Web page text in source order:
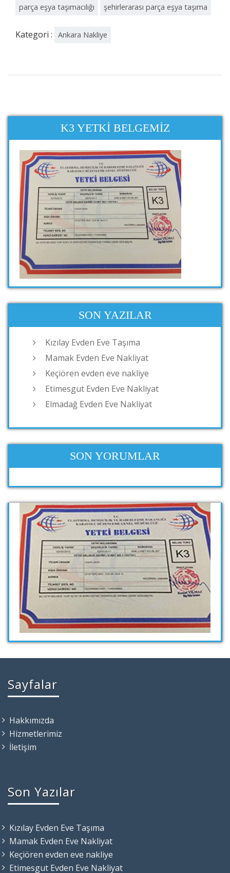
parça eşya taşımacılığı şehirlerarası parça eşya taşıma
Kategori : Ankara Nakliye
K3 YETKI BELGEMIZ
SON YAZILAR
Kızılay Evden Eve Taşıma
Mamak Evden Eve Nakliyat
Keçiören evden eve nakliye
Etimesgut Evden Eve Nakliyat
Elmadağ Evden Eve Nakliyat
SON YORUMLAR
Sayfalar
Hakkımızda
Hizmetlerimiz
İletişim
Son Yazılar
Kızılay Evden Eve Taşıma
Mamak Evden Eve Nakliyat
Keçiören evden eve nakliye
Etimesgut Evden Eve Nakliyat